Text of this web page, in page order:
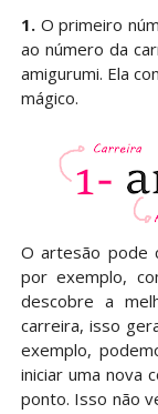
1. O primeiro
ao número da
amigurumi. Ela
mágico.
O artesão pode
por exemplo,
descobre a
carreira, isso
exemplo,
iniciar uma nova
ponto. Isso não